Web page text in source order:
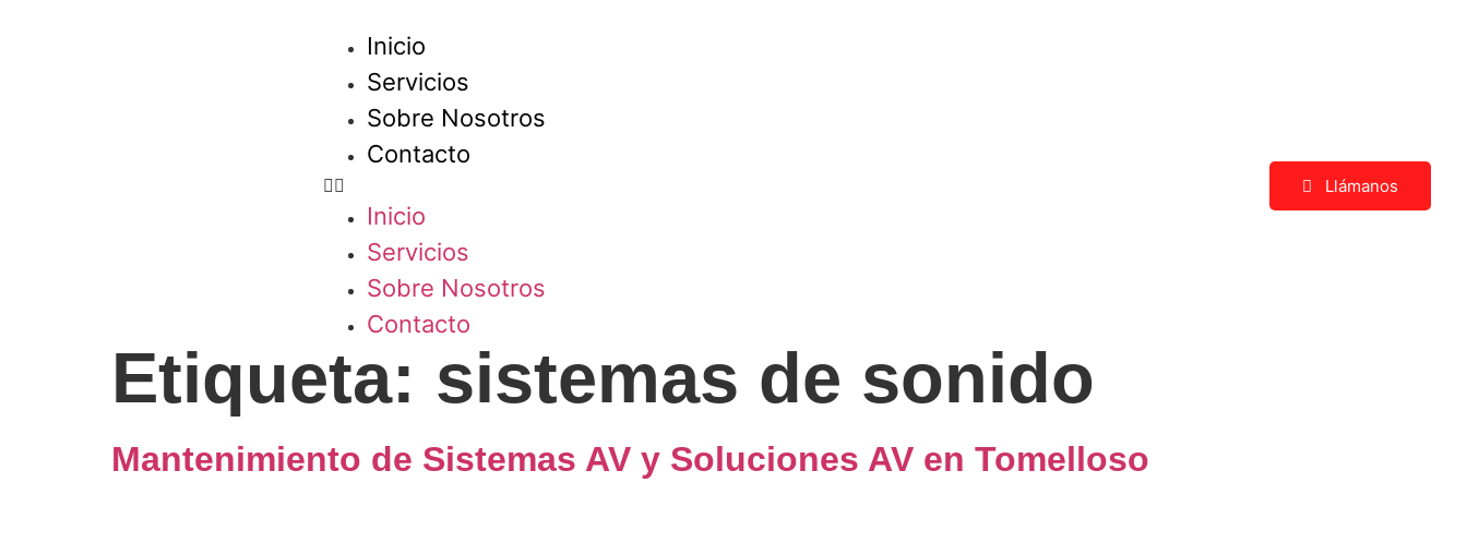
Inicio
Servicios
Sobre Nosotros
Contacto
Inicio
Servicios
Sobre Nosotros
Contacto
Llámanos
Etiqueta: sistemas de sonido
Mantenimiento de Sistemas AV y Soluciones AV en Tomelloso